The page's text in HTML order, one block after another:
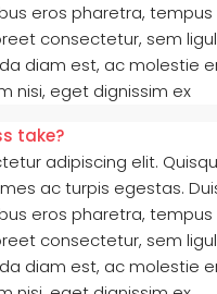
eros pharetra,
consectetur, sem
diam est, ac
nisi, eget dignissim ex
take?
adipiscing elit.
ac turpis egestas.
eros pharetra,
consectetur, sem
diam est, ac